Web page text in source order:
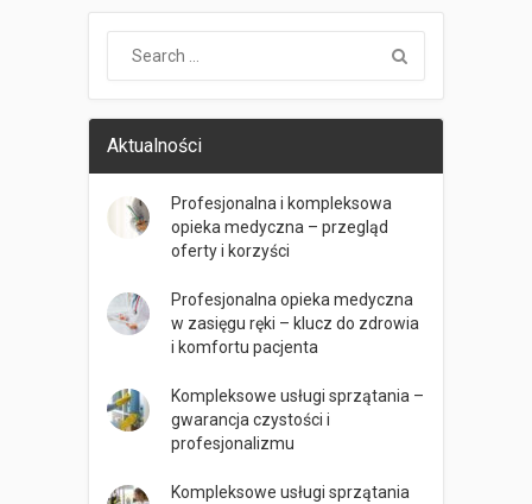
Aktualności
Profesjonalna i kompleksowa
opieka medyczna – przegląd
oferty i korzyści
Profesjonalna opieka medyczna
w zasięgu ręki – klucz do zdrowia
i komfortu pacjenta
Kompleksowe usługi sprzątania –
gwarancja czystości i
profesjonalizmu
Kompleksowe usługi sprzątania